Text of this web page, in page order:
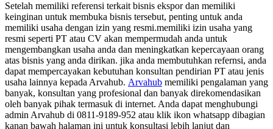
Setelah memiliki referensi terkait bisnis ekspor dan memiliki
keinginan untuk membuka bisnis tersebut, penting untuk anda
memiliki usaha dengan izin yang resmi.memiliki izin usaha yang
resmi seperti PT atau CV akan mempermudah anda untuk
mengembangkan usaha anda dan meningkatkan kepercayaan orang
atas bisnis yang anda dirikan. jika anda membutuhkan refernsi, anda
dapat mempercayakan kebutuhan konsultan pendirian PT atau jenis
usaha lainnya kepada Arvahub. Arvahub memiliki pengalaman yang
banyak, konsultan yang profesional dan banyak direkomendasikan
oleh banyak pihak termasuk di internet. Anda dapat menghubungi
admin Arvahub di 0811-9189-952 atau klik ikon whatsapp dibagian
kanan bawah halaman ini untuk konsultasi lebih lanjut dan